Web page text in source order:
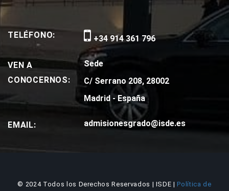
TELÉFONO: +34 914 361 796
VEN A
CONOCERNOS:
Sede
C/ Serrano 208, 28002
Madrid - España
EMAIL: admisionesgrado@isde.es
© 2024 Todos los Derechos Reservados | ISDE |Política de